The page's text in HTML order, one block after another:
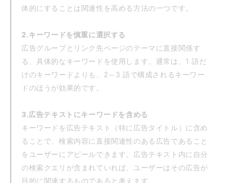
体的にすることは関連性を高める方法の一つです。
2.キーワードを慎重に選択する
広告グループとリンク先ページのテーマに直接関係す
る、具体的なキーワードを使用します。通常は、1 語だ
けのキーワードよりも、2～3 語で構成されるキーワー
ドのほうが効果的です。
3.広告テキストにキーワードを含める
キーワードを広告テキスト（特に広告タイトル）に含め
ることで、検索内容に直接関連性のある広告であること
をユーザーにアピールできます。広告テキスト内に自分
の検索クエリが含まれていれば、ユーザーはその広告が
目的に関連するものであると考えます。